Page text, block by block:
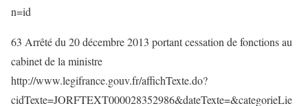
n=id
63 Arrêté du 20 décembre 2013 portant cessation de fonctions au
cabinet de la ministre
http://www.legifrance.gouv.fr/affichTexte.do?
cidTexte=JORFTEXT000028352986&dateTexte=&categorieLie